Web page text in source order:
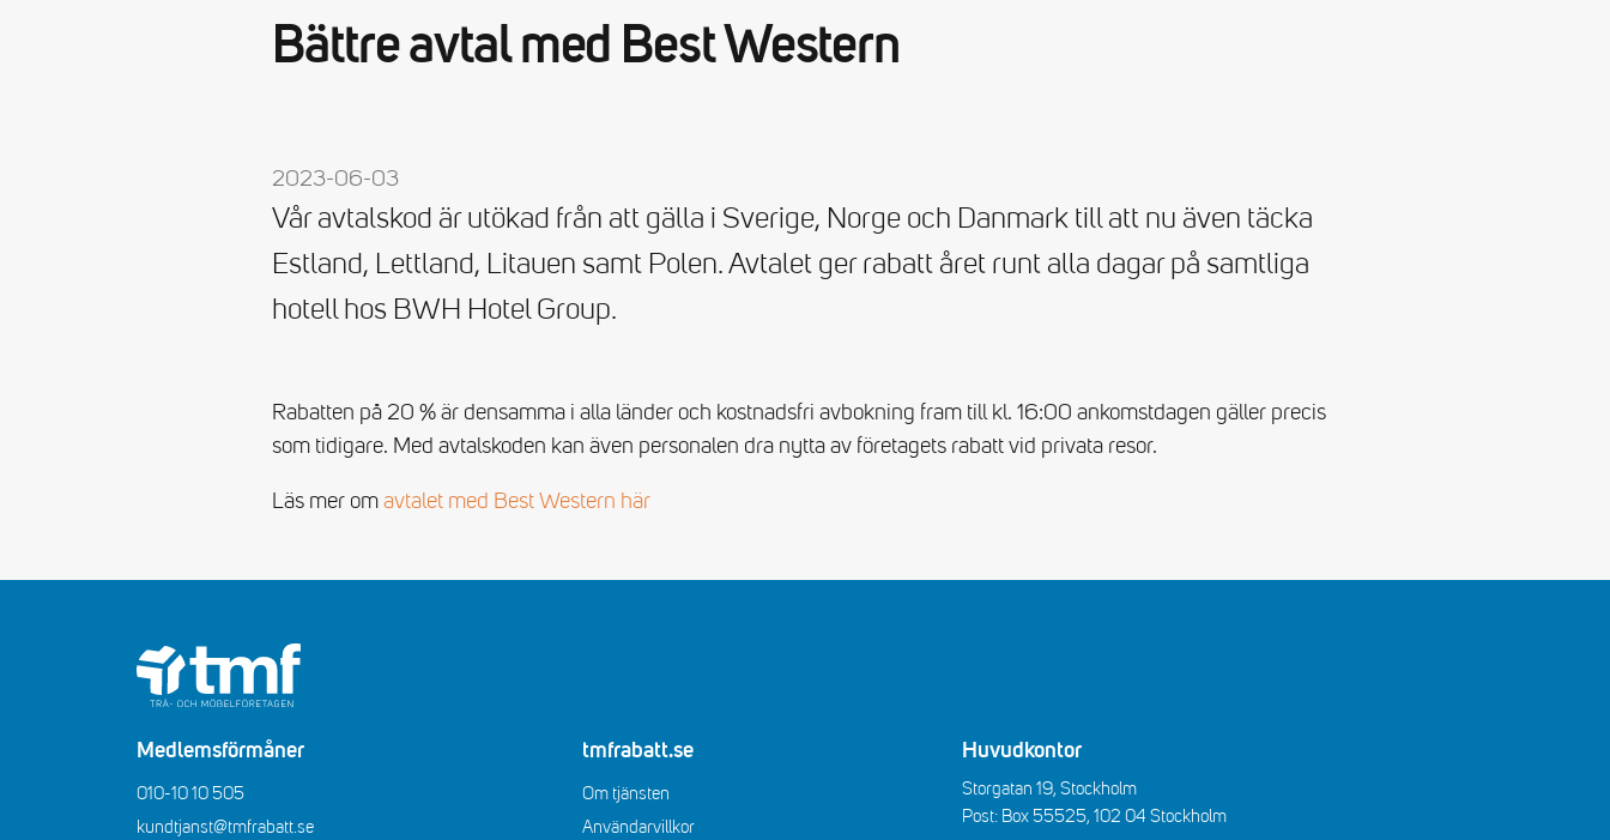
Bättre avtal med Best Western
2023-06-03
Vår avtalskod är utökad från att gälla i Sverige, Norge och Danmark till att nu även täcka
Estland, Lettland, Litauen samt Polen. Avtalet ger rabatt året runt alla dagar på samtliga
hotell hos BWH Hotel Group.
Rabatten på 20 % är densamma i alla länder och kostnadsfri avbokning fram till kl. 16:00 ankomstdagen gäller precis
som tidigare. Med avtalskoden kan även personalen dra nytta av företagets rabatt vid privata resor.
Läs mer omavtalet med Best Western här
Medlemsförmåner
010-10 10 505
kundtjanst@tmfrabatt.se
tmfrabatt.se
Om tjänsten
Användarvillkor
Huvudkontor
Storgatan 19, Stockholm
Post: Box 55525, 102 04 Stockholm